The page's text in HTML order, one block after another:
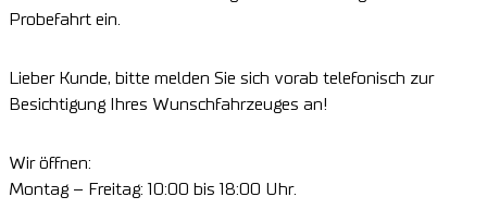
Probefahrt ein.
Lieber Kunde, bitte melden Sie sich vorab telefonisch zur
Besichtigung Ihres Wunschfahrzeuges an!
Wir öffnen:
Montag – Freitag: 10:00 bis 18:00 Uhr.